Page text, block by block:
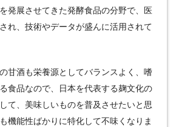
発展させてきた発酵食品の分野で、医
れ、技術やデータが盛んに活用されて
甘酒も栄養源としてバランスよく、嗜
食品なので、日本を代表する麹文化の
て、美味しいものを普及させたいと思
機能性ばかりに特化して不味くなりま